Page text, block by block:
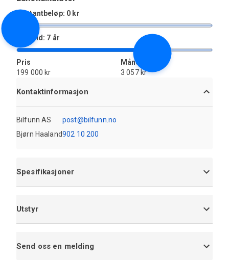
Kontantbeløp: 0 kr
Løpetid: 7 år
Pris
199 000 kr
Månedlig
3 057 kr
Kontaktinformasjon
Bilfunn AS
Bjørn Haaland
post@bilfunn.no
902 10 200
Spesifikasjoner
Utstyr
Send oss en melding